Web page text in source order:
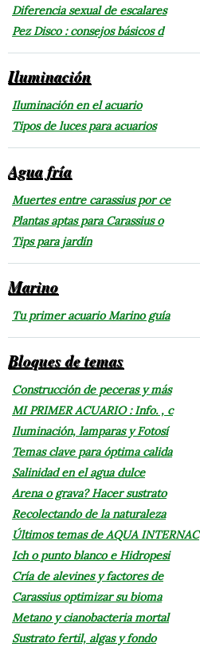
Diferencia sexual de escalares
Pez Disco : consejos básicos d
Iluminación
Iluminación en el acuario
Tipos de luces para acuarios
Agua fría
Muertes entre carassius por ce
Plantas aptas para Carassius o
Tips para jardín
Marino
Tu primer acuario Marino guía
Bloques de temas
Construcción de peceras y más
MI PRIMER ACUARIO : Info. , c
Iluminación, lamparas y Fotosí
Temas clave para óptima calida
Salinidad en el agua dulce
Arena o grava? Hacer sustrato
Recolectando de la naturaleza
Últimos temas de AQUA INTERNAC
Ich o punto blanco e Hidropesi
Cría de alevines y factores de
Carassius optimizar su bioma
Metano y cianobacteria mortal
Sustrato fertil, algas y fondo